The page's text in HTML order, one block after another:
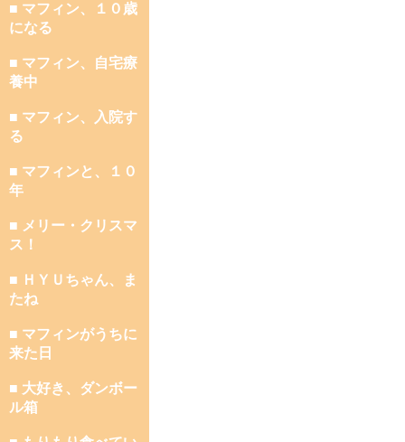
■ マフィン、１０歳
になる
■ マフィン、自宅療
養中
■ マフィン、入院す
る
■ マフィンと、１０
年
■ メリー・クリスマ
ス！
■ ＨＹＵちゃん、ま
たね
■ マフィンがうちに
来た日
■ 大好き、ダンボー
ル箱